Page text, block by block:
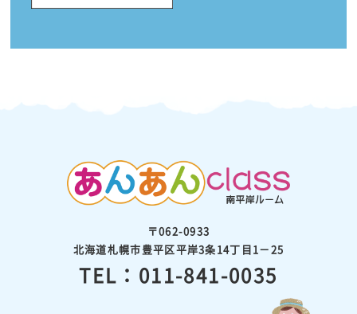
〒062-0933
北海道札幌市豊平区平岸3条14丁目1－25
TEL：011-841-0035